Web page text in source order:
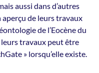
aussi dans d’autres
de leurs travaux
de l’Eocène du
leurs travaux peut être
» lorsqu’elle existe.